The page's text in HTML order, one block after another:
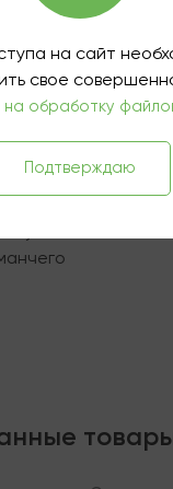
муссом и
на сайт
свое
на обработку
Подтверждаю